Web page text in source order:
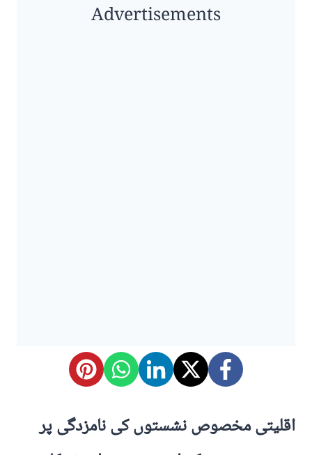
Advertisements
اقلیتی مخصوص نشستوں کی نامزدگی پر